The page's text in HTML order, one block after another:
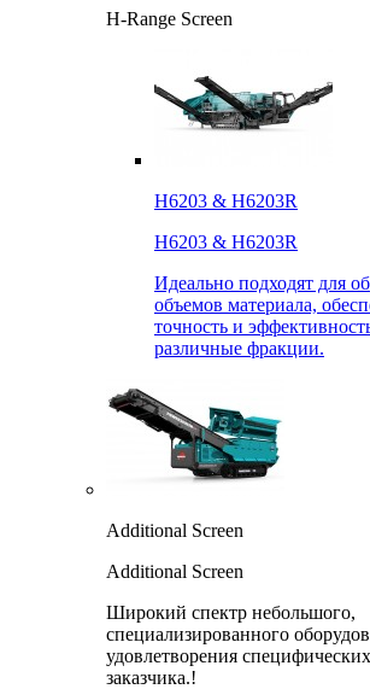
H-Range Screen
H6203 & H6203R
H6203 & H6203R
Идеально подходят для
объемов материала,
точность и
различные фракции.
Additional Screen
Additional Screen
Широкий спектр небольшого,
специализированного
удовлетворения
заказчика.!